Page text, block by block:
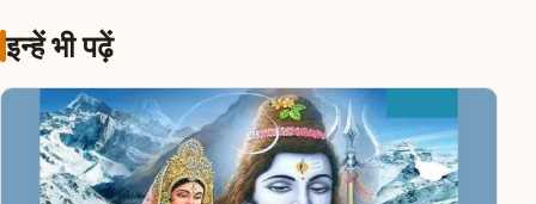
इन्हें भी पढ़ें